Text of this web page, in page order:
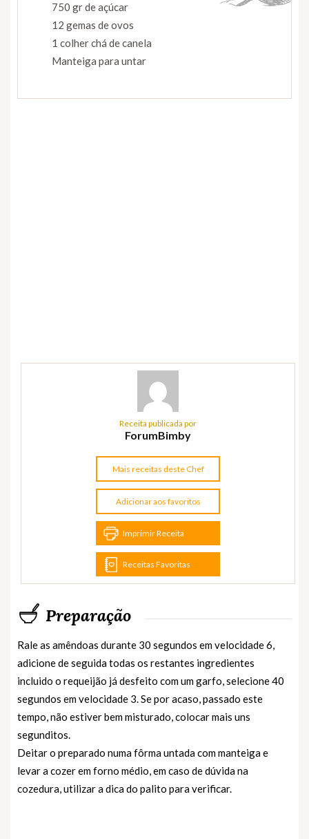
750 gr de açúcar
12 gemas de ovos
1 colher chá de canela
Manteiga para untar
Receita publicada por
ForumBimby
Mais receitas deste Chef
Adicionar aos favoritos
Imprimir Receita
Receitas Favoritas
Preparação
Rale as amêndoas durante 30 segundos em velocidade 6,
adicione de seguida todas os restantes ingredientes
incluido o requeijão já desfeito com um garfo, selecione 40
segundos em velocidade 3. Se por acaso, passado este
tempo, não estiver bem misturado, colocar mais uns
segunditos.
Deitar o preparado numa fôrma untada com manteiga e
levar a cozer em forno médio, em caso de dúvida na
cozedura, utilizar a dica do palito para verificar.